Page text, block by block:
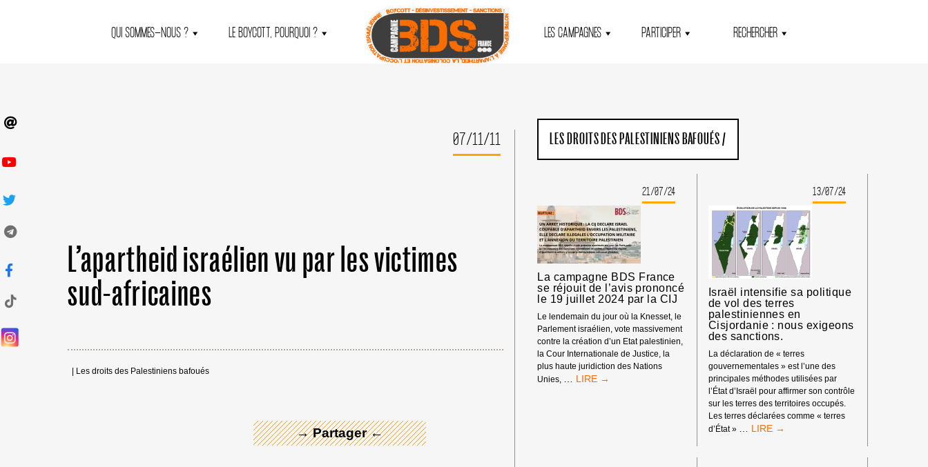
QUI SOMMES-NOUS ? LE BOYCOTT, POURQUOI ? LES CAMPAGNES PARTICIPER RECHERCHER
07/11/11
L’apartheid israélien vu par les victimes
sud-africaines
Les droits des Palestiniens bafoués
→ Partager ←
LES DROITS DES PALESTINIENS BAFOUÉS/
21/07/24
La campagne BDS France
se réjouit de l’avis prononcé
le 19 juillet 2024 par la CIJ
Le lendemain du jour où la Knesset, le
Parlement israélien, vote massivement
contre la création d’un Etat palestinien,
la Cour Internationale de Justice, la
plus haute juridiction des Nations
Unies,
LA
13/07/24
Israël intensifie sa politique
de vol des terres
palestiniennes en
Cisjordanie : nous exigeons
des sanctions.
La déclaration de « terres
gouvernementales » est l’une des
principales méthodes utilisées par
l’État d’Israël pour affirmer son contrôle
sur les terres des territoires occupés.
Les terres déclarées comme « terres
d’État »
ISRAËL